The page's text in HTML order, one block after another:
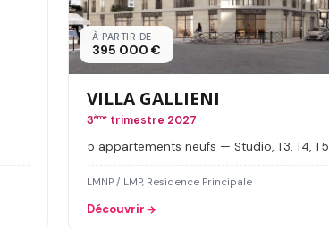
À PARTIR DE
395 000 €
VILLA GALLIENI
3ème trimestre 2027
5 appartements neufs — Studio, T3, T4, T5
LMNP / LMP, Residence Principale
Découvrir